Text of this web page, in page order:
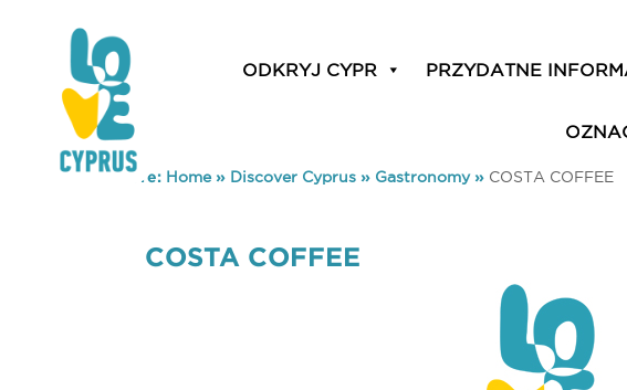
ODKRYJ CYPR PRZYDATNE
You are here: Home» Discover Cyprus » Gastronomy» COSTA COFFEE
COSTA COFFEE